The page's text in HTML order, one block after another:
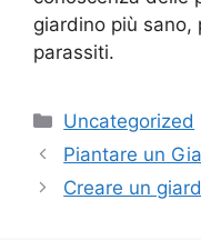
giardino più
parassiti.
Categories
Uncategorized
Piantare un
Creare un